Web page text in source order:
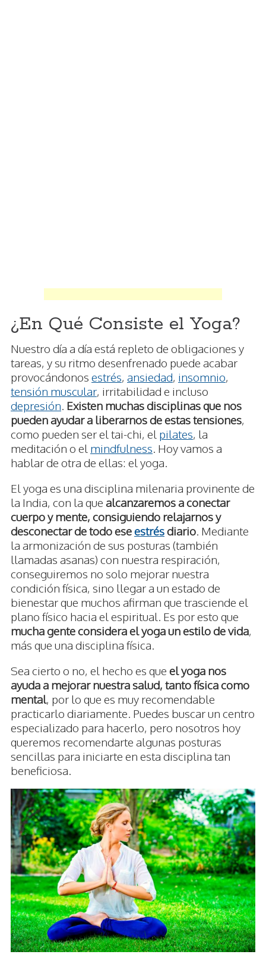
¿En Qué Consiste el Yoga?
Nuestro día a día está repleto de obligaciones y
tareas, y su ritmo desenfrenado puede acabar
provocándonos estrés, ansiedad, insomnio,
tensión muscular, irritabilidad e incluso
depresión. Existen muchas disciplinas que nos
pueden ayudar a liberarnos de estas tensiones,
como pueden ser el tai-chi, el pilates, la
meditación o el mindfulness. Hoy vamos a
hablar de otra de ellas: el yoga.
El yoga es una disciplina milenaria provinente de
la India, con la que alcanzaremos a conectar
cuerpo y mente, consiguiendo relajarnos y
desconectar de todo eseestrésdiario. Mediante
la armonización de sus posturas (también
llamadas asanas) con nuestra respiración,
conseguiremos no solo mejorar nuestra
condición física, sino llegar a un estado de
bienestar que muchos afirman que trasciende el
plano físico hacia el espiritual. Es por esto que
mucha gente considera el yoga un estilo de vida,
más que una disciplina física.
Sea cierto o no, el hecho es que el yoga nos
ayuda a mejorar nuestra salud, tanto física como
mental, por lo que es muy recomendable
practicarlo diariamente. Puedes buscar un centro
especializado para hacerlo, pero nosotros hoy
queremos recomendarte algunas posturas
sencillas para iniciarte en esta disciplina tan
beneficiosa.